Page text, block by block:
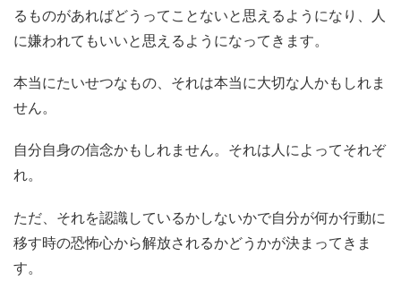
るものがあればどうってことないと思えるようになり、人
に嫌われてもいいと思えるようになってきます。
本当にたいせつなもの、それは本当に大切な人かもしれま
せん。
自分自身の信念かもしれません。それは人によってそれぞ
れ。
ただ、それを認識しているかしないかで自分が何か行動に
移す時の恐怖心から解放されるかどうかが決まってきま
す。